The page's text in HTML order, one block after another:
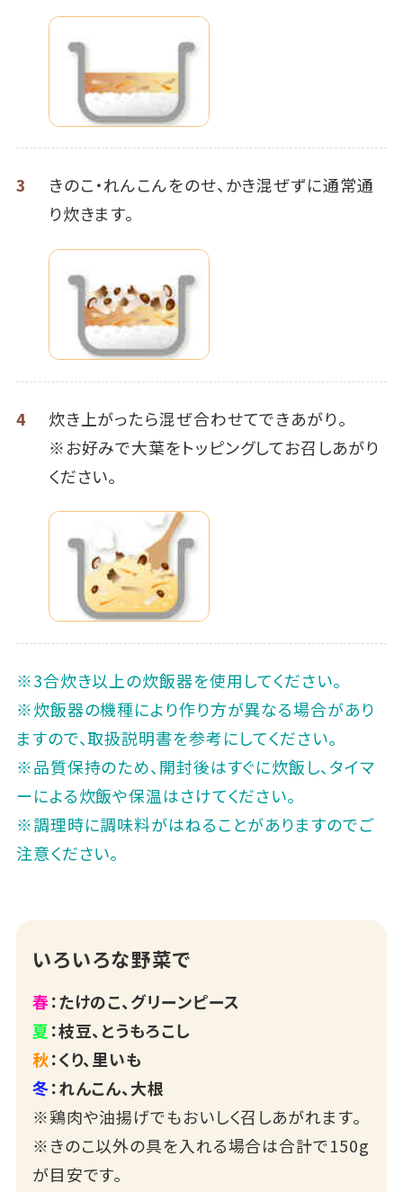
3
きのこ・れんこんをのせ、かき混ぜずに通常通
り炊きます。
4
炊き上がったら混ぜ合わせてできあがり。
※お好みで大葉をトッピングしてお召しあがり
ください。
※3合炊き以上の炊飯器を使用してください。
※炊飯器の機種により作り方が異なる場合があり
ますので、取扱説明書を参考にしてください。
※品質保持のため、開封後はすぐに炊飯し、タイマ
ーによる炊飯や保温はさけてください。
※調理時に調味料がはねることがありますのでご
注意ください。
いろいろな野菜で
春：たけのこ、グリーンピース
夏：枝豆、とうもろこし
秋：くり、里いも
冬：れんこん、大根
※鶏肉や油揚げでもおいしく召しあがれます。
※きのこ以外の具を入れる場合は合計で150g
が目安です。